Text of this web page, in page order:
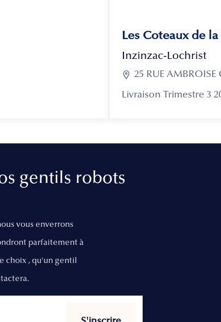
Inzinzac-Lochrist
 25 RUE AMBROISE
Livraison Trimestre 3
gentils robots
vous enverrons
parfaitement à
choix , qu'un gentil